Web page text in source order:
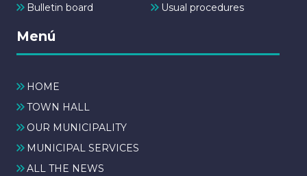
Bulletin board
Usual procedures
Menú
HOME
TOWN HALL
OUR MUNICIPALITY
MUNICIPAL SERVICES
ALL THE NEWS